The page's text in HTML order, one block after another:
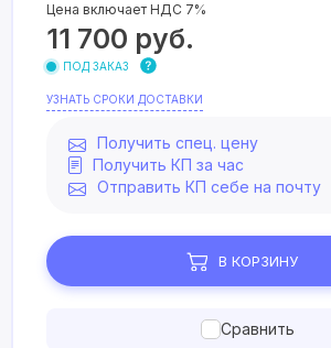
Цена включает НДС 7%
11 700 руб.
ПОД ЗАКАЗ
УЗНАТЬ СРОКИ ДОСТАВКИ
Получить спец. цену
Получить КП за час
Отправить КП себе на почту
В КОРЗИНУ
Сравнить